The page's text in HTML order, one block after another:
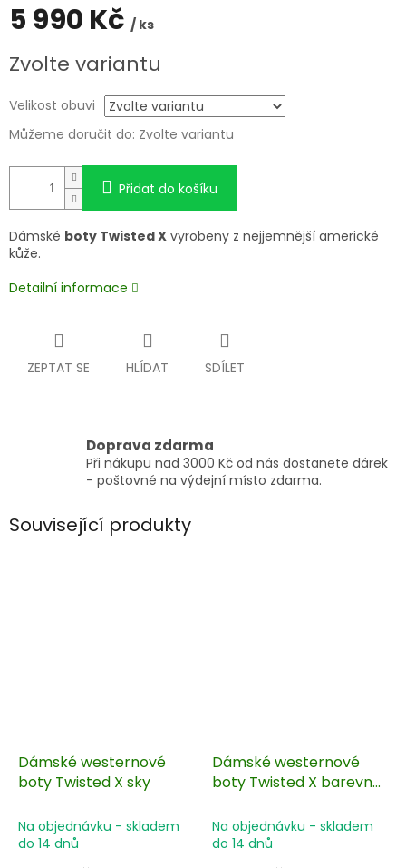
5 990 Kč / ks
cena:
Zvolte variantu
Velikost obuvi
Můžeme doručit do: Zvolte variantu
Přidat do košíku
Dámské boty Twisted X vyrobeny z nejjemnější americké
kůže.
Detailní informace
ZEPTAT SE HLÍDAT SDÍLET
Doprava zdarma
Při nákupu nad 3000 Kč od nás dostanete dárek
- poštovné na výdejní místo zdarma.
Související produkty
Dámské westernové
boty Twisted X sky
Na objednávku - skladem
do 14 dnů
Dámské westernové
boty Twisted X barevně
Na objednávku - skladem
do 14 dnů